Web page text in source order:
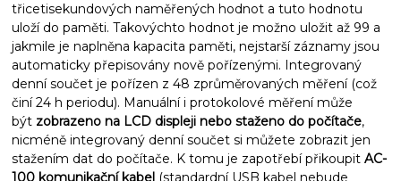
třicetisekundových naměřených hodnot a tuto hodnotu
uloží do paměti. Takovýchto hodnot je možno uložit až 99 a
jakmile je naplněna kapacita paměti, nejstarší záznamy jsou
automaticky přepisovány nově pořízenými. Integrovaný
denní součet je pořízen z 48 zprůměrovaných měření (což
činí 24 h periodu). Manuální i protokolové měření může
být zobrazeno na LCD displeji nebo staženo do počítače,
nicméně integrovaný denní součet si můžete zobrazit jen
stažením dat do počítače. K tomu je zapotřebí přikoupitAC-
100 komunikační kabel (standardní USB kabel nebude